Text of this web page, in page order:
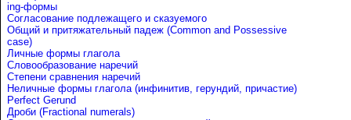
ing-формы
Согласование подлежащего и сказуемого
Общий и притяжательный падеж (Common and Possessive
case)
Личные формы глагола
Словообразование наречий
Степени сравнения наречий
Неличные формы глагола (инфинитив, герундий, причастие)
Perfect Gerund
Дроби (Fractional numerals)